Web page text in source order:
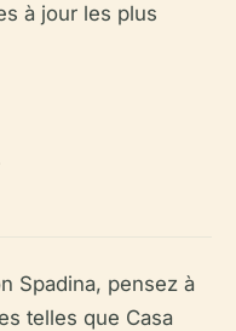
à jour les plus
Spadina, pensez à
telles que Casa